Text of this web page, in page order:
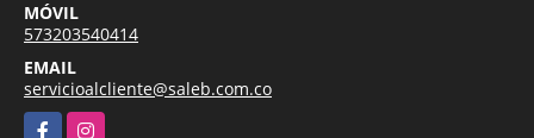
MÓVIL
573203540414
EMAIL
servicioalcliente@saleb.com.co
FacebookInstagram